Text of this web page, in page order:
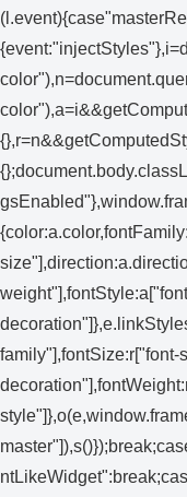
family"],fontSize:r["font-